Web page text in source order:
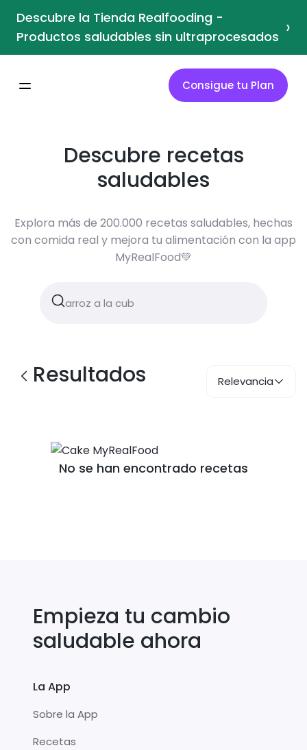
Descubre la Tienda Realfooding -
Productos saludables sin ultraprocesados ›
Consigue tu Plan
Descubre recetas
saludables
Explora más de 200.000 recetas saludables, hechas
con comida real y mejora tu alimentación con la app
MyRealFood💚
Resultados Relevancia
No se han encontrado recetas
Empieza tu cambio
saludable ahora
La App
Sobre la App
Recetas